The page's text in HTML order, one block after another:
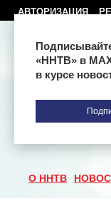
АВТОРИЗАЦИЯ
О ННТВ
«ННТВ» в
в курсе